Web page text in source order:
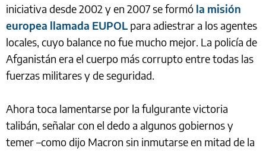
iniciativa desde 2002 y en 2007 se formó la misión
europea llamada EUPOL para adiestrar a los agentes
locales, cuyo balance no fue mucho mejor. La policía de
Afganistán era el cuerpo más corrupto entre todas las
fuerzas militares y de seguridad.
Ahora toca lamentarse por la fulgurante victoria
talibán, señalar con el dedo a algunos gobiernos y
temer –como dijo Macron sin inmutarse en mitad de la